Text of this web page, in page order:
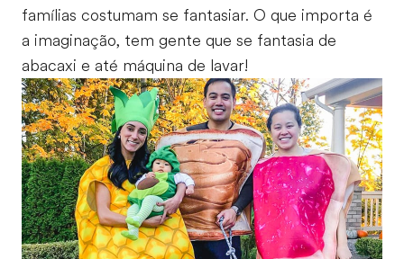
famílias costumam se fantasiar. O que importa é
a imaginação, tem gente que se fantasia de
abacaxi e até máquina de lavar!